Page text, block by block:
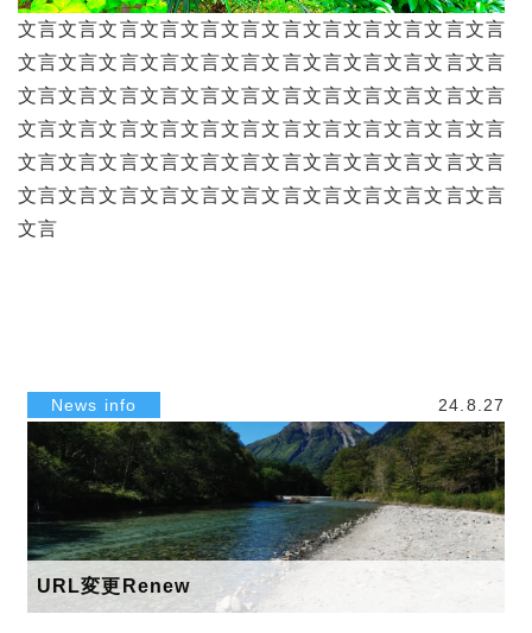
文言文言文言文言文言文言文言文言文言文言文言文言
文言文言文言文言文言文言文言文言文言文言文言文言
文言文言文言文言文言文言文言文言文言文言文言文言
文言文言文言文言文言文言文言文言文言文言文言文言
文言文言文言文言文言文言文言文言文言文言文言文言
文言文言文言文言文言文言文言文言文言文言文言文言
文言
News info 24.8.27
URL変更Renew